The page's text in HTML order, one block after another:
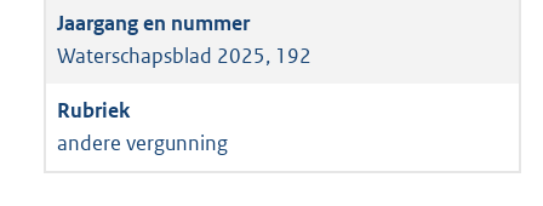
Waterschapsblad 2025, 192
andere vergunning